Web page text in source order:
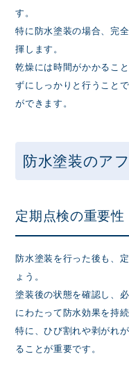
す。
特に防水塗装の場合、完
揮します。
乾燥には時間がかかるこ
ずにしっかりと行うこと
ができます。
防水塗装のア
定期点検の重要性
防水塗装を行った後も、
ょう。
塗装後の状態を確認し、
にわたって防水効果を持
特に、ひび割れや剥がれ
ることが重要です。